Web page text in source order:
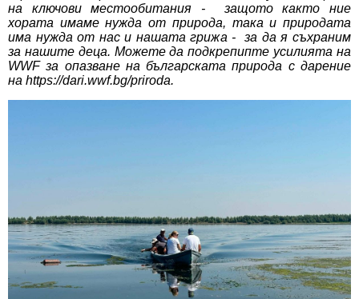
на ключови местообитания - защото както ние
хората имаме нужда от природа, така и природата
има нужда от нас и нашата грижа - за да я съхраним
за нашите деца. Можете да подкрепипте усилията на
WWF за опазване на българската природа с дарение
на https://dari.wwf.bg/priroda.